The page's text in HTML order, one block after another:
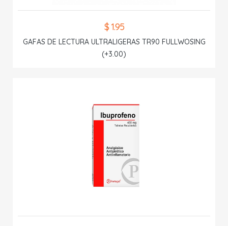
$ 1.95
GAFAS DE LECTURA ULTRALIGERAS TR90 FULLWOSING
(+3.00)